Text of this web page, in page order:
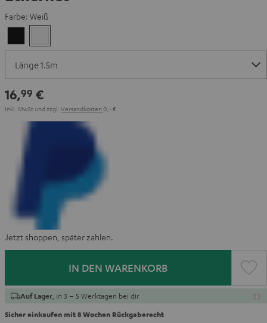
Farbe: Weiß
16,99 €
Inkl. MwSt und zzgl. Versandkosten 0,‐ €
Jetzt shoppen, später zahlen.
IN DEN WARENKORB
Auf Lager , in 3 – 5 Werktagen bei dir
Sicher einkaufen mit 8 Wochen Rückgaberecht